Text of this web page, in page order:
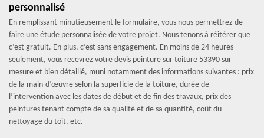
personnalisé
En remplissant minutieusement le formulaire, vous nous permettrez de
faire une étude personnalisée de votre projet. Nous tenons à réitérer que
c’est gratuit. En plus, c’est sans engagement. En moins de 24 heures
seulement, vous recevrez votre devis peinture sur toiture 53390 sur
mesure et bien détaillé, muni notamment des informations suivantes : prix
de la main-d’œuvre selon la superficie de la toiture, durée de
l’intervention avec les dates de début et de fin des travaux, prix des
peintures tenant compte de sa qualité et de sa quantité, coût du
nettoyage du toit, etc.